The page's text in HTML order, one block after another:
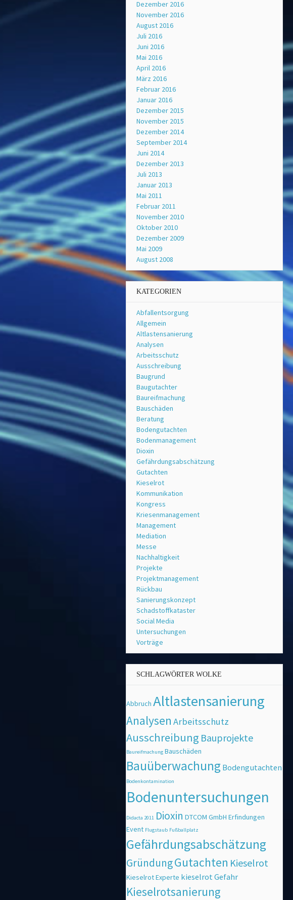
Dezember 2016
November 2016
August 2016
Juli 2016
Juni 2016
Mai 2016
April 2016
März 2016
Februar 2016
Januar 2016
Dezember 2015
November 2015
Dezember 2014
September 2014
Juni 2014
Dezember 2013
Juli 2013
Januar 2013
Mai 2011
Februar 2011
November 2010
Oktober 2010
Dezember 2009
Mai 2009
August 2008
KATEGORIEN
Abfallentsorgung
Allgemein
Altlastensanierung
Analysen
Arbeitsschutz
Ausschreibung
Baugrund
Baugutachter
Baureifmachung
Bauschäden
Beratung
Bodengutachten
Bodenmanagement
Dioxin
Gefährdungsabschätzung
Gutachten
Kieselrot
Kommunikation
Kongress
Kriesenmanagement
Management
Mediation
Messe
Nachhaltigkeit
Projekte
Projektmanagement
Rückbau
Sanierungskonzept
Schadstoffkataster
Social Media
Untersuchungen
Vorträge
SCHLAGWÖRTER WOLKE
Abbruch Altlastensanierung
Analysen Arbeitsschutz
Ausschreibung Bauprojekte
Baureifmachung Bauschäden
BauüberwachungBodengutachten
Bodenkontamination
Bodenuntersuchungen
Didacta 2011 Dioxin DTCOM GmbH Erfindungen
Event Flugstaub Fußballplatz
Gefährdungsabschätzung
GründungGutachten Kieselrot
Kieselrot Experte kieselrot Gefahr
Kieselrotsanierung